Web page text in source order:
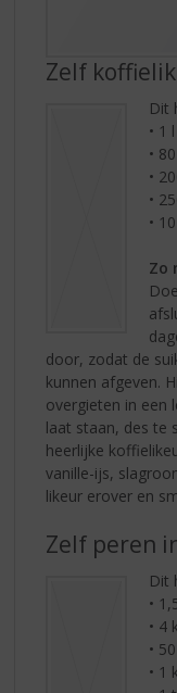
Zelf
Dit
• 1 l
•
•
•
•
Zo
door, zodat de
kunnen afgeven.
overgieten in een
laat staan, des te
heerlijke
vanille-ijs,
likeur erover en
Zelf peren
Dit
•
• 4
•
• 1